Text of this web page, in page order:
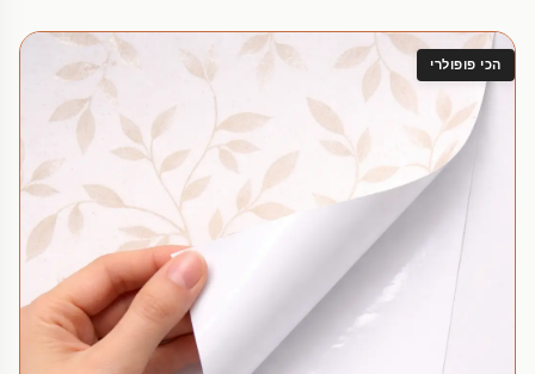
הכי פופולרי